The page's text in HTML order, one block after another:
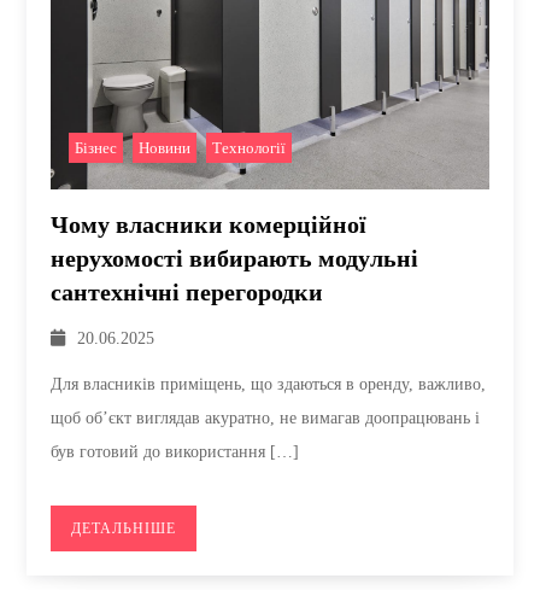
Бізнес , Новини , Технології
Чому власники комерційної
нерухомості вибирають модульні
сантехнічні перегородки
20.06.2025
Для власників приміщень, що здаються в оренду, важливо,
щоб об’єкт виглядав акуратно, не вимагав доопрацювань і
був готовий до використання […]
ДЕТАЛЬНІШЕ